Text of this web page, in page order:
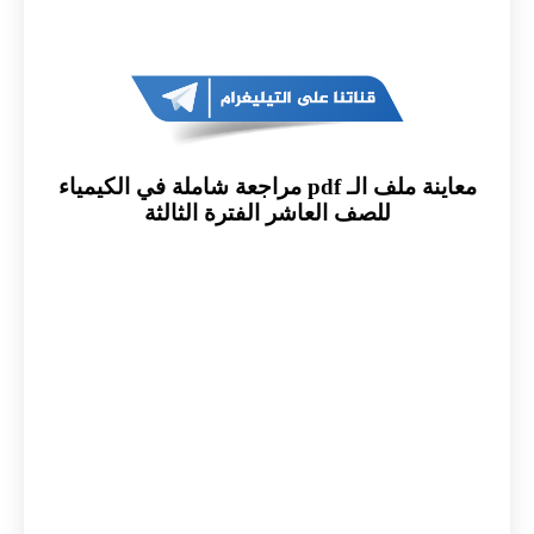
معاينة ملف الـ pdf مراجعة شاملة في الكيمياء
للصف العاشر الفترة الثالثة